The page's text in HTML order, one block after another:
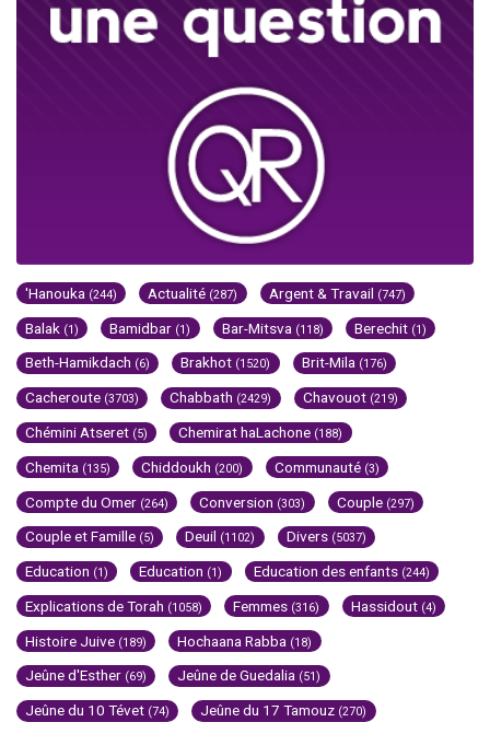
'Hanouka (244) Actualité (287) Argent & Travail (747)
Balak (1) Bamidbar (1) Bar-Mitsva (118) Berechit (1)
Beth-Hamikdach (6) Brakhot (1520) Brit-Mila (176)
Cacheroute (3703) Chabbath (2429) Chavouot (219)
Chémini Atseret (5) Chemirat haLachone (188)
Chemita (135) Chiddoukh (200) Communauté (3)
Compte du Omer (264) Conversion (303) Couple (297)
Couple et Famille (5) Deuil (1102) Divers (5037)
Education (1) Education (1) Education des enfants (244)
Explications de Torah (1058) Femmes (316) Hassidout (4)
Histoire Juive (189) Hochaana Rabba (18)
Jeûne d'Esther (69) Jeûne de Guedalia (51)
Jeûne du 10 Tévet (74) Jeûne du 17 Tamouz (270)